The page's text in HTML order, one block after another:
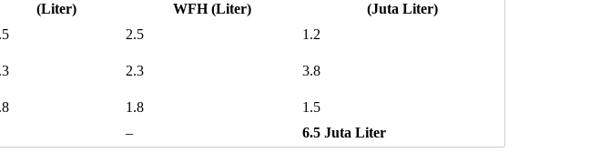
(Liter)
WFH (Liter)
(Juta Liter)
2.5
1.2
2.3 3.8
1.8
1.5
– 6.5 Juta Liter